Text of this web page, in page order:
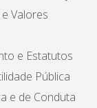
Valores
e Estatutos
Pública
e de Conduta